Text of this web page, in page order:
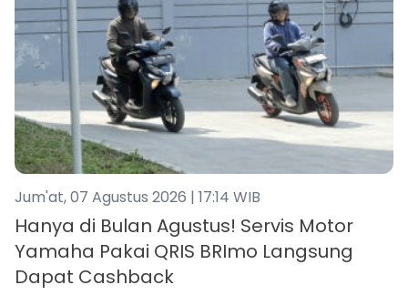
Jum'at, 07 Agustus 2026 | 17:14 WIB
Hanya di Bulan Agustus! Servis Motor
Yamaha Pakai QRIS BRImo Langsung
Dapat Cashback